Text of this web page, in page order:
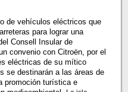
de vehículos eléctricos que
para lograr una
Consell Insular de
convenio con Citroën, por el
eléctricas de su mítico
se destinarán a las áreas de
promoción turística e